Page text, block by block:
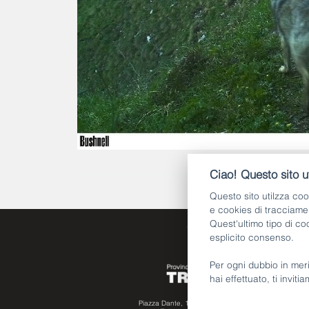
Piazza Dante, 15 - 38122 Trento (IT)
Ciao! Questo sito
Questo sito utilzza
e cookies di
Quest'ultimo tipo di
esplicito consenso.
Per ogni dubbio in
hai effettuato, ti